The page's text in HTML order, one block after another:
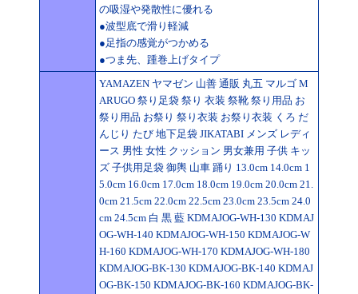
の吸湿や発散性に優れる
●波型底で滑り軽減
●足指の感覚がつかめる
●つま先、踵巻上げタイプ
YAMAZEN ヤマゼン 山善 通販 丸五 マルゴ M
ARUGO 祭り足袋 祭り 衣装 祭靴 祭り用品 お
祭り用品 お祭り 祭り衣装 お祭り衣装 くろ だ
んじり たび 地下足袋 JIKATABI メンズ レディ
ース 男性 女性 クッション 男女兼用 子供 キッ
ズ 子供用足袋 御輿 山車 踊り 13.0cm 14.0cm 1
5.0cm 16.0cm 17.0cm 18.0cm 19.0cm 20.0cm 21.
0cm 21.5cm 22.0cm 22.5cm 23.0cm 23.5cm 24.0
cm 24.5cm 白 黒 藍 KDMAJOG-WH-130 KDMAJ
OG-WH-140 KDMAJOG-WH-150 KDMAJOG-W
H-160 KDMAJOG-WH-170 KDMAJOG-WH-180
KDMAJOG-BK-130 KDMAJOG-BK-140 KDMAJ
OG-BK-150 KDMAJOG-BK-160 KDMAJOG-BK-